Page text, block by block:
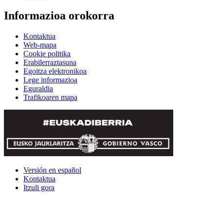
Informazioa orokorra
Kontaktua
Web-mapa
Cookie politika
Erabilerraztasuna
Egoitza elektronikoa
Lege informazioa
Eguraldia
Trafikoaren mapa
Versión en español
Kontaktua
Itzuli gora